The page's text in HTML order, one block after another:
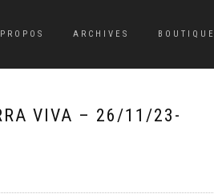
ARCHIVES BOUTIQUE
VIVA – 26/11/23-